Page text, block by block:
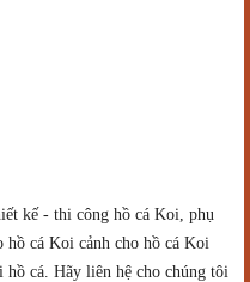
kế - thi công hồ cá Koi, phụ
hồ cá Koi cảnh cho hồ cá Koi
hồ cá. Hãy liên hệ cho chúng tôi